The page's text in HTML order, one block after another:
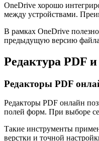
OneDrive хорошо
между устройствами.
В рамках OneDrive
предыдущую версию файла.
Редактура PDF
Редакторы PDF
Редакторы PDF онлайн
полей форм. При выборе
Такие инструменты
верстки и точной